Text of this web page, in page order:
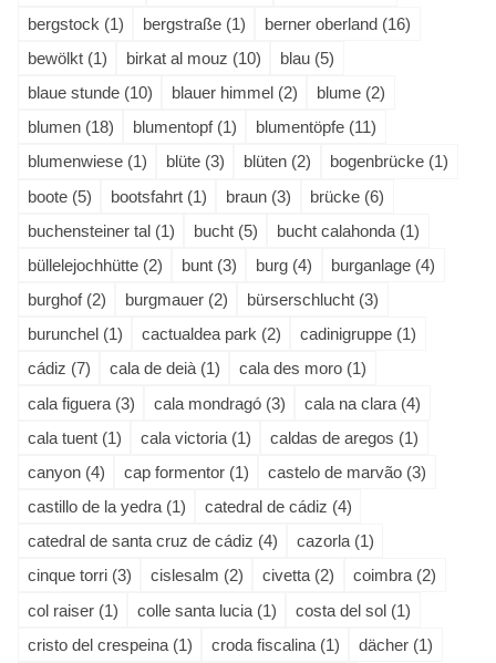
bergstock (1)
bergstraße (1)
berner oberland (16)
bewölkt (1)
birkat al mouz (10)
blau (5)
blaue stunde (10)
blauer himmel (2)
blume (2)
blumen (18)
blumentopf (1)
blumentöpfe (11)
blumenwiese (1)
blüte (3) blüten (2)
bogenbrücke (1)
boote (5)
bootsfahrt (1) braun (3)
brücke (6)
buchensteiner tal (1)
bucht (5)
bucht calahonda (1)
büllelejochhütte (2)
bunt (3) burg (4)
burganlage (4)
burghof (2)
burgmauer (2)
bürserschlucht (3)
burunchel (1)
cactualdea park (2)
cadinigruppe (1)
cádiz (7)
cala de deià (1)
cala des moro (1)
cala figuera (3)
cala mondragó (3)
cala na clara (4)
cala tuent (1)
cala victoria (1)
caldas de aregos (1)
canyon (4)
cap formentor (1)
castelo de marvão (3)
castillo de la yedra (1)
catedral de cádiz (4)
catedral de santa cruz de cádiz (4)
cazorla (1)
cinque torri (3)
cislesalm (2) civetta (2)
coimbra (2)
col raiser (1)
colle santa lucia (1)
costa del sol (1)
cristo del crespeina (1)
croda fiscalina (1)
dächer (1)